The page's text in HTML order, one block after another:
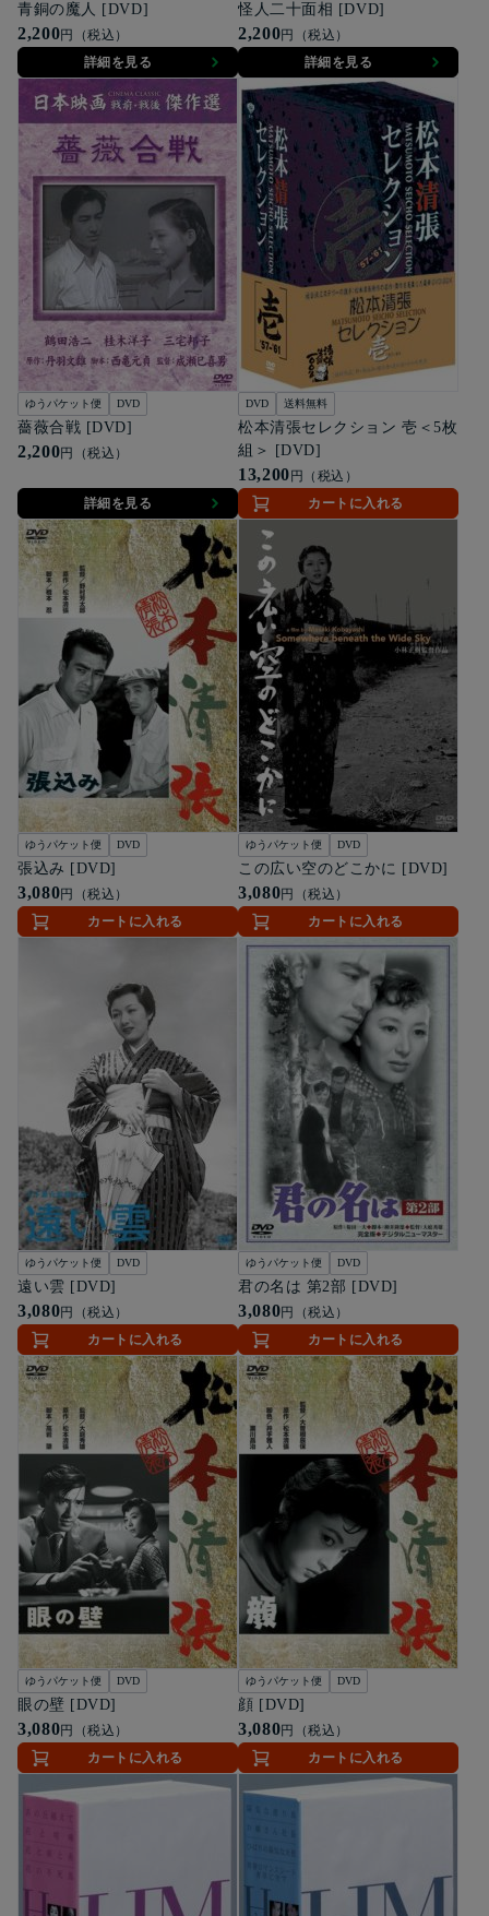
青銅の魔人 [DVD]
2,200円（税込）
詳細を見る
怪人二十面相 [DVD]
2,200円（税込）
詳細を見る
ゆうパケット便 DVD
薔薇合戦 [DVD]
2,200円（税込）
詳細を見る
DVD 送料無料
松本清張セレクション 壱＜5枚
組＞ [DVD]
13,200 円（税込）
カートに入れる
ゆうパケット便 DVD
張込み [DVD]
3,080円（税込）
カートに入れる
ゆうパケット便 DVD
この広い空のどこかに [DVD]
3,080円（税込）
カートに入れる
ゆうパケット便 DVD
遠い雲 [DVD]
3,080円（税込）
カートに入れる
ゆうパケット便 DVD
君の名は 第2部 [DVD]
3,080円（税込）
カートに入れる
ゆうパケット便 DVD
眼の壁 [DVD]
3,080円（税込）
カートに入れる
ゆうパケット便 DVD
顔 [DVD]
3,080円（税込）
カートに入れる